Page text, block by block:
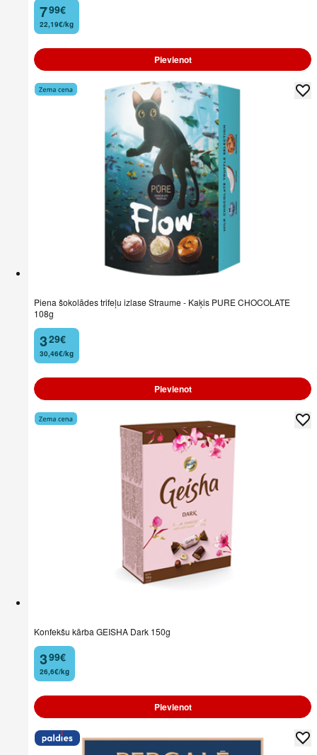
7
. 99€
22,19€/kg
Pievienot
Piena šokolādes trifeļu izlase Straume - Kaķis PURE CHOCOLATE
108g
3
. 29€
30,46€/kg
Pievienot
Konfekšu kārba GEISHA Dark 150g
3
. 99€
26,6€/kg
Pievienot